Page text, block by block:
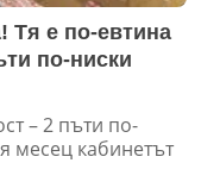
Тя е по-евтина
по-ниски
– 2 пъти по-
месец кабинетът